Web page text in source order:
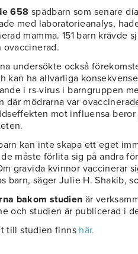
658 spädbarn som senare
med laboratorieanalys,
mamma. 151 barn krävde
ovaccinerad.
undersökte också
kan ha allvarliga
i rs-virus i barngruppen
där mödrarna var
mot influensa
kan inte skapa ett eget
måste förlita sig på andra
gravida kvinnor vaccinerar
barn, säger Julie H. Shakib,
bakom studien är
och studien är publicerad i
till studien finnshär.